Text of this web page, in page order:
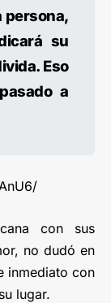
persona,
su
Eso
a
con sus
no dudó en
inmediato con
lugar.